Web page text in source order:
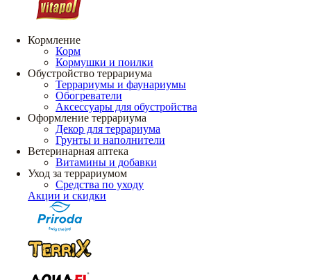
Кормление
Корм
Кормушки и поилки
Обустройство террариума
Террариумы и фаунариумы
Обогреватели
Аксессуары для обустройства
Оформление террариума
Декор для террариума
Грунты и наполнители
Ветеринарная аптека
Витамины и добавки
Уход за террариумом
Средства по уходу
Акции и скидки